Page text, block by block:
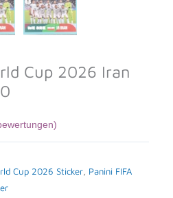
Cup 2026 Iran
Cup 2026 Sticker Panini FIFA